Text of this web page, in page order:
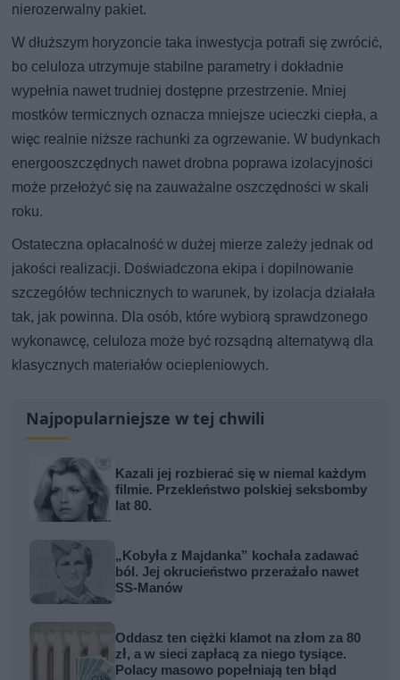
nierozerwalny pakiet.
W dłuższym horyzoncie taka inwestycja potrafi się zwrócić,
bo celuloza utrzymuje stabilne parametry i dokładnie
wypełnia nawet trudniej dostępne przestrzenie. Mniej
mostków termicznych oznacza mniejsze ucieczki ciepła, a
więc realnie niższe rachunki za ogrzewanie. W budynkach
energooszczędnych nawet drobna poprawa izolacyjności
może przełożyć się na zauważalne oszczędności w skali
roku.
Ostateczna opłacalność w dużej mierze zależy jednak od
jakości realizacji. Doświadczona ekipa i dopilnowanie
szczegółów technicznych to warunek, by izolacja działała
tak, jak powinna. Dla osób, które wybiorą sprawdzonego
wykonawcę, celuloza może być rozsądną alternatywą dla
klasycznych materiałów ociepleniowych.
Najpopularniejsze w tej chwili
Kazali jej rozbierać się w niemal każdym
filmie. Przekleństwo polskiej seksbomby
lat 80.
„Kobyła z Majdanka” kochała zadawać
ból. Jej okrucieństwo przerażało nawet
SS-Manów
Oddasz ten ciężki klamot na złom za 80
zł, a w sieci zapłacą za niego tysiące.
Polacy masowo popełniają ten błąd